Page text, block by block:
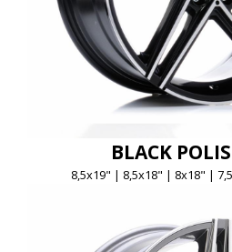
BLACK
8,5x19" | 8,5x18" | 8x18" |